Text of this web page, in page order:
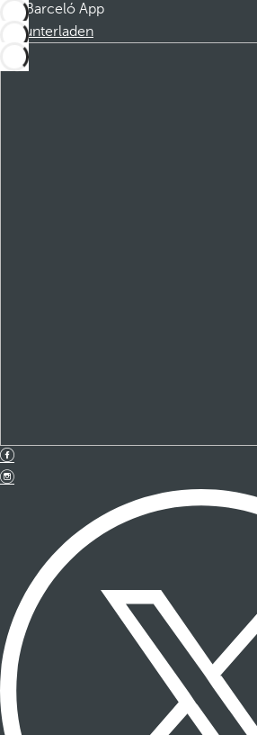
Barceló App
Herunterladen